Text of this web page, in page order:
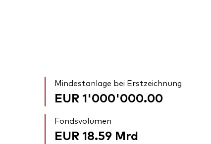
Mindestanlage bei Erstzeichnung
EUR 1'000'000.00
Fondsvolumen
EUR 18.59 Mrd